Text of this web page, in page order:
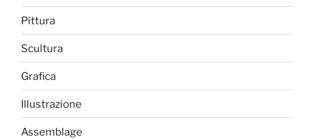
Pittura
Scultura
Grafica
Illustrazione
Assemblage